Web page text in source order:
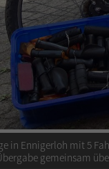
in Ennigerloh mit 5
gemeinsam